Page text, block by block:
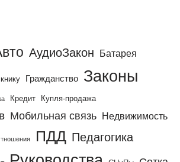
АудиоЗакон Батарея
Гражданство Законы
Кредит Купля-продажа
Мобильная связь Недвижимость
ПДД Педагогика